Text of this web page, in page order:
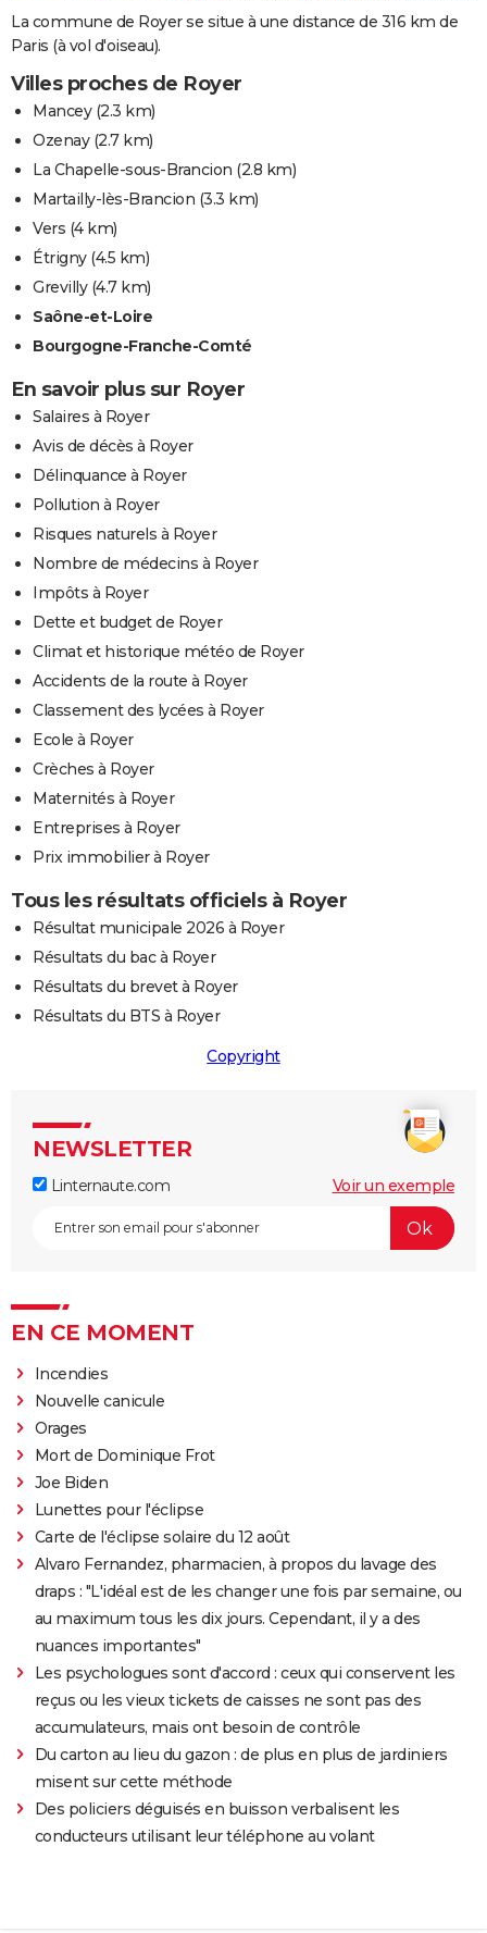
La commune de Royer se situe à une distance de 316 km de
Paris (à vol d'oiseau).
Villes proches de Royer
Mancey(2.3 km)
Ozenay(2.7 km)
La Chapelle-sous-Brancion (2.8 km)
Martailly-lès-Brancion (3.3 km)
Vers (4 km)
Étrigny(4.5 km)
Grevilly(4.7 km)
Saône-et-Loire
Bourgogne-Franche-Comté
En savoir plus sur Royer
Salaires à Royer
Avis de décès à Royer
Délinquance à Royer
Pollution à Royer
Risques naturels à Royer
Nombre de médecins à Royer
Impôts à Royer
Dette et budget de Royer
Climat et historique météo de Royer
Accidents de la route à Royer
Classement des lycées à Royer
Ecole à Royer
Crèches à Royer
Maternités à Royer
Entreprises à Royer
Prix immobilier à Royer
Tous les résultats officiels à Royer
Résultat municipale 2026 à Royer
Résultats du bac à Royer
Résultats du brevet à Royer
Résultats du BTS à Royer
Copyright
NEWSLETTER
Linternaute.com Voir un exemple
EN CE MOMENT
Incendies
Nouvelle canicule
Orages
Mort de Dominique Frot
Joe Biden
Lunettes pour l'éclipse
Carte de l'éclipse solaire du 12 août
Alvaro Fernandez, pharmacien, à propos du lavage des
draps : "L'idéal est de les changer une fois par semaine, ou
au maximum tous les dix jours. Cependant, il y a des
nuances importantes"
Les psychologues sont d'accord : ceux qui conservent les
reçus ou les vieux tickets de caisses ne sont pas des
accumulateurs, mais ont besoin de contrôle
Du carton au lieu du gazon : de plus en plus de jardiniers
misent sur cette méthode
Des policiers déguisés en buisson verbalisent les
conducteurs utilisant leur téléphone au volant